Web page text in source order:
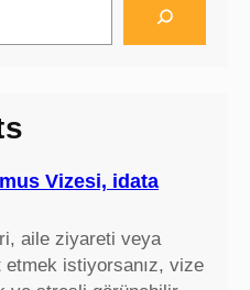
Vizesi, idata
aile ziyareti veya
etmek istiyorsanız, vize